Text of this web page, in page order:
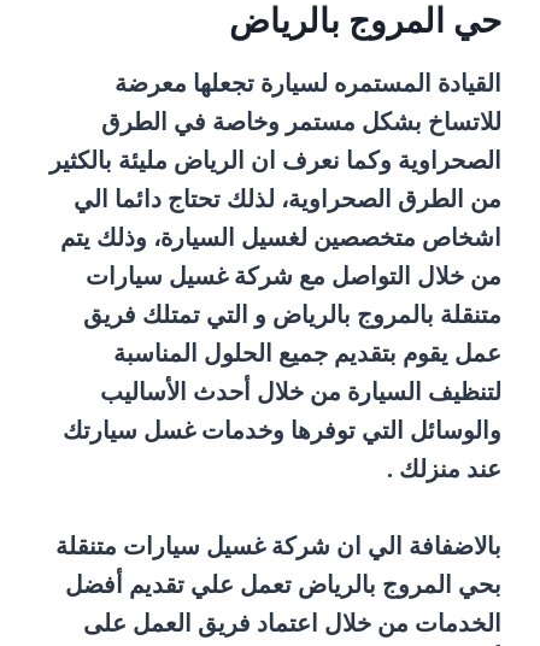
حي المروج بالرياض
القيادة المستمره لسيارة تجعلها معرضة
للاتساخ بشكل مستمر وخاصة في الطرق
الصحراوية وكما نعرف ان الرياض مليئة بالكثير
من الطرق الصحراوية، لذلك تحتاج دائما الي
اشخاص متخصصين لغسيل السيارة، وذلك يتم
من خلال التواصل مع شركة غسيل سيارات
متنقلة بالمروج بالرياض و التي تمتلك فريق
عمل يقوم بتقديم جميع الحلول المناسبة
لتنظيف السيارة من خلال أحدث الأساليب
والوسائل التي توفرها وخدمات غسل سيارتك
عند منزلك .
بالاضفافة الي ان شركة غسيل سيارات متنقلة
بحي المروج بالرياض تعمل علي تقديم أفضل
الخدمات من خلال اعتماد فريق العمل على